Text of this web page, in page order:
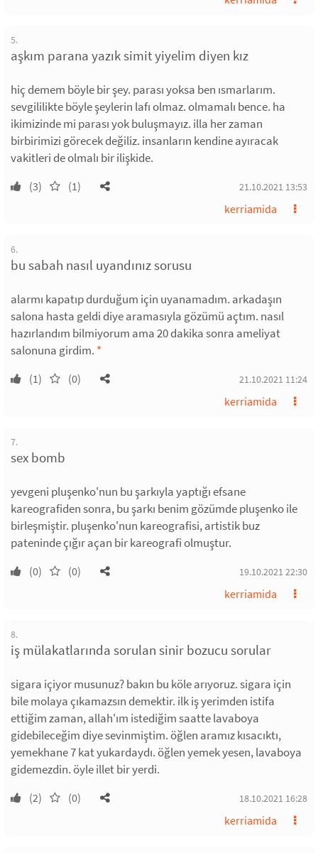
5.
aşkım parana yazık simit yiyelim diyen kız
hiç demem böyle bir şey. parası yoksa ben ısmarlarım.
sevgililikte böyle şeylerin lafı olmaz. olmamalı bence. ha
ikimizinde mi parası yok buluşmayız. illa her zaman
birbirimizi görecek değiliz. insanların kendine ayıracak
vakitleri de olmalı bir ilişkide.
(3) (1) 21.10.2021 13:53
kerriamida
6.
bu sabah nasıl uyandınız sorusu
alarmı kapatıp durduğum için uyanamadım. arkadaşın
salona hasta geldi diye aramasıyla gözümü açtım. nasıl
hazırlandım bilmiyorum ama 20 dakika sonra ameliyat
salonuna girdim. *
(1) (0) 21.10.2021 11:24
kerriamida
7.
sex bomb
yevgeni pluşenko'nun bu şarkıyla yaptığı efsane
kareografiden sonra, bu şarkı benim gözümde pluşenko ile
birleşmiştir. pluşenko'nun kareografisi, artistik buz
pateninde çığır açan bir kareografi olmuştur.
(0) (0) 19.10.2021 22:30
kerriamida
8.
iş mülakatlarında sorulan sinir bozucu sorular
sigara içiyor musunuz? bakın bu köle arıyoruz. sigara için
bile molaya çıkamazsın demektir. ilk iş yerimden istifa
ettiğim zaman, allah'ım istediğim saatte lavaboya
gidebileceğim diye sevinmiştim. öğlen aramız kısacıktı,
yemekhane 7 kat yukardaydı. öğlen yemek yesen, lavaboya
gidemezdin. öyle illet bir yerdi.
(2) (0) 18.10.2021 16:28
kerriamida